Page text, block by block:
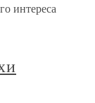
интереса